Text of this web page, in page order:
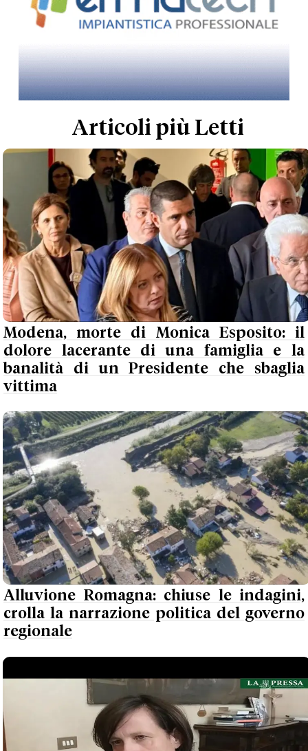
Articoli più Letti
Modena, morte di Monica Esposito: il
dolore lacerante di una famiglia e la
banalità di un Presidente che sbaglia
vittima
Alluvione Romagna: chiuse le indagini,
crolla la narrazione politica del governo
regionale